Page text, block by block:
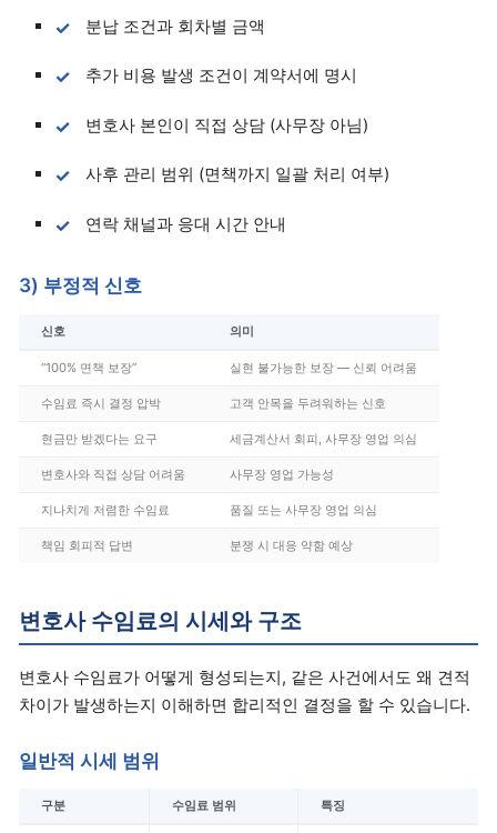
분납 조건과 회차별 금액
추가 비용 발생 조건이 계약서에 명시
변호사 본인이 직접 상담 (사무장 아님)
사후 관리 범위 (면책까지 일괄 처리 여부)
연락 채널과 응대 시간 안내
3) 부정적 신호
신호 의미
“100% 면책 보장” 실현 불가능한 보장 — 신뢰 어려움
수임료 즉시 결정 압박 고객 안목을 두려워하는 신호
현금만 받겠다는 요구 세금계산서 회피, 사무장 영업 의심
변호사와 직접 상담 어려움 사무장 영업 가능성
지나치게 저렴한 수임료 품질 또는 사무장 영업 의심
책임 회피적 답변 분쟁 시 대응 약함 예상
변호사 수임료의 시세와 구조
변호사 수임료가 어떻게 형성되는지, 같은 사건에서도 왜 견적
차이가 발생하는지 이해하면 합리적인 결정을 할 수 있습니다.
일반적 시세 범위
구분 수임료 범위 특징